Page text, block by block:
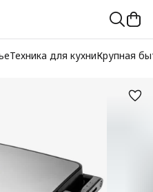
Техника для кухниКрупная